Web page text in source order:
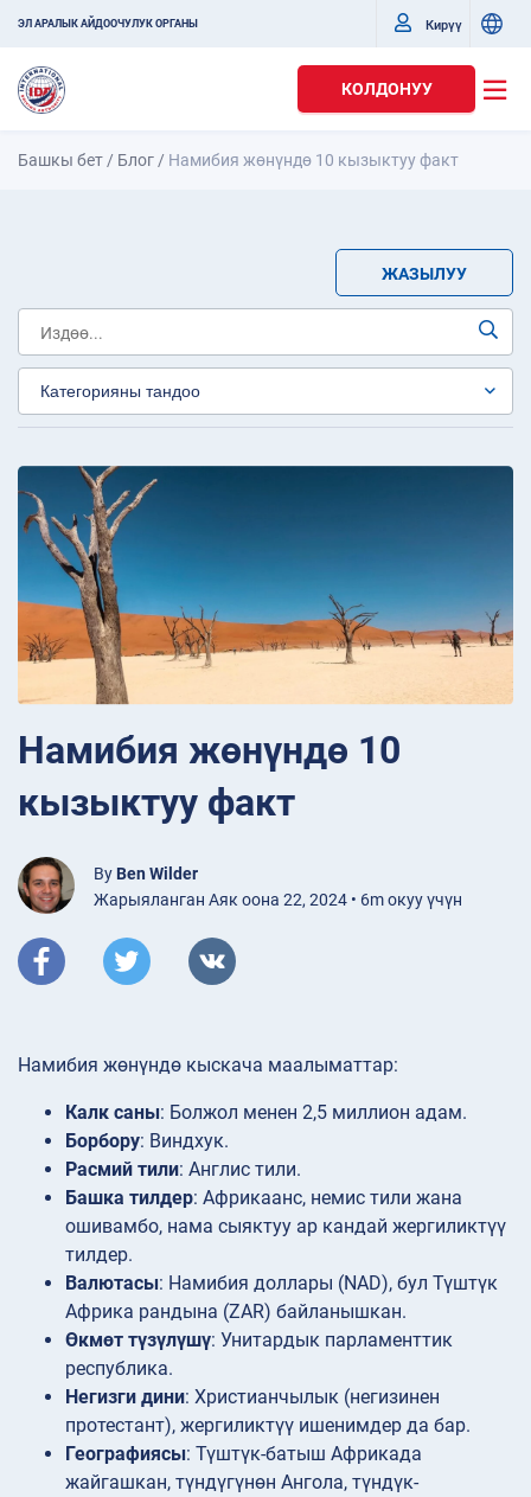
ЭЛ АРАЛЫК АЙДООЧУЛУК ОРГАНЫ Кирүү
КОЛДОНУУ
Башкы бет / Блог / Намибия жөнүндө 10 кызыктуу факт
ЖАЗЫЛУУ
Намибия жөнүндө 10
кызыктуу факт
By Ben Wilder
Жарыяланган Аяк оона 22, 2024 • 6m окуу үчүн
Намибия жөнүндө кыскача маалыматтар:
Калк саны: Болжол менен 2,5 миллион адам.
Борбору: Виндхук.
Расмий тили: Англис тили.
Башка тилдер: Африкаанс, немис тили жана
ошивамбо, нама сыяктуу ар кандай жергиликтүү
тилдер.
Валютасы: Намибия доллары (NAD), бул Түштүк
Африка рандына (ZAR) байланышкан.
Өкмөт түзүлүшү: Унитардык парламенттик
республика.
Негизги дини: Христианчылык (негизинен
протестант), жергиликтүү ишенимдер да бар.
Географиясы: Түштүк-батыш Африкада
жайгашкан, түндүгүнөн Ангола, түндүк-